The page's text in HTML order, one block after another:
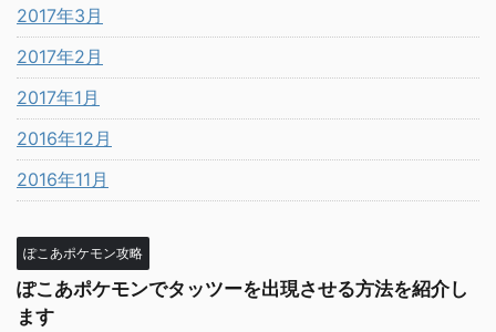
2017年3月
2017年2月
2017年1月
2016年12月
2016年11月
ぽこあポケモン攻略
ぽこあポケモンでタッツーを出現させる方法を紹介し
ます